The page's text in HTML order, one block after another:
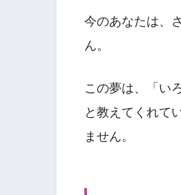
今のあなたは、
ん。
この夢は、「い
と教えてくれて
ません。